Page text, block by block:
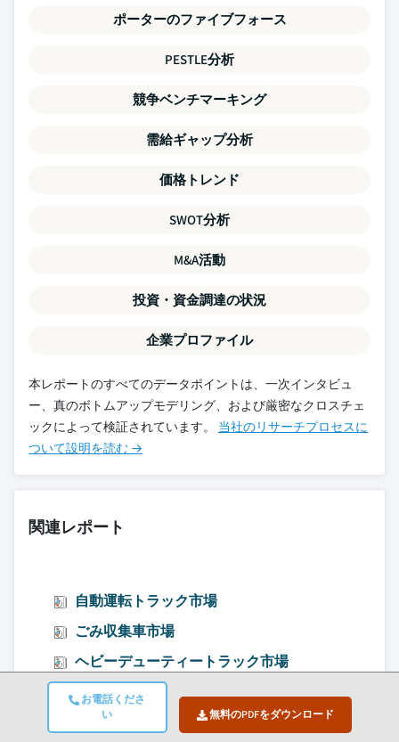
お電話くださ
い
無料のPDFをダウンロード
ポーターのファイブフォース
PESTLE分析
競争ベンチマーキング
需給ギャップ分析
価格トレンド
SWOT分析
M&A活動
投資・資金調達の状況
企業プロファイル
本レポートのすべてのデータポイントは、一次インタビュ
ー、真のボトムアップモデリング、および厳密なクロスチェ
ックによって検証されています。 当社のリサーチプロセスに
ついて設明を読む →
関連レポート
自動運転トラック市場
ごみ収集車市場
ヘビーデューティートラック市場
電気トラック市場